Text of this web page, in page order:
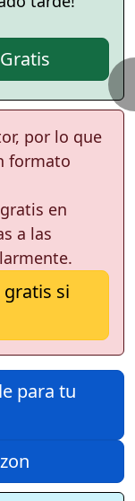
por lo que
formato
en
a las
si
para tu